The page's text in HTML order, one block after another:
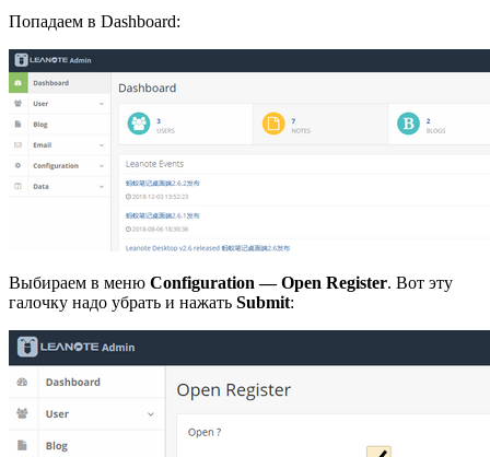
Попадаем в Dashboard:
Выбираем в меню Configuration — Open Register. Вот эту
галочку надо убрать и нажать Submit: